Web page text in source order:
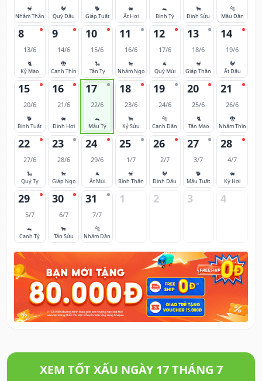
🐒
Nhâm Thân
🐓
Quý Dậu
🐕
Giáp Tuất
🐖
Ất Hợi
🐀
Bính Tý
🐂
Đinh Sửu
🐅
Mậu Dần
8
13/6
🐈
Kỷ Mão
9
14/6
🐉
Canh Thìn
10
15/6
🐍
Tân Tỵ
11
16/6
🐎
Nhâm Ngọ
12
17/6
🐐
Quý Mùi
13
18/6
🐒
Giáp Thân
14
19/6
🐓
Ất Dậu
15
20/6
🐕
Bính Tuất
16
21/6
🐖
Đinh Hợi
17
22/6
🐀
Mậu Tý
18
23/6
🐂
Kỷ Sửu
19
24/6
🐅
Canh Dần
20
25/6
🐈
Tân Mão
21
26/6
🐉
Nhâm Thìn
22
27/6
🐍
Quý Tỵ
23
28/6
🐎
Giáp Ngọ
24
29/6
🐐
Ất Mùi
25
1/7
🐒
Bính Thân
26
2/7
🐓
Đinh Dậu
27
3/7
🐕
Mậu Tuất
28
4/7
🐖
Kỷ Hợi
29
5/7
🐀
Canh Tý
30
6/7
🐂
Tân Sửu
31
7/7
🐅
Nhâm Dần
1 2 3 4
XEM TỐT XẤU NGÀY 17 THÁNG 7